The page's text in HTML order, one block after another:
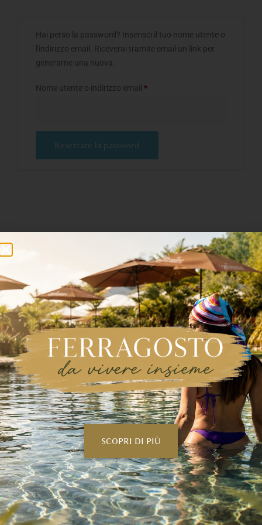
Hai perso la password? Inserisci il tuo nome utente o
l'indirizzo email. Riceverai tramite email un link per
generarne una nuova.
Nome utente o indirizzo email *
Resettare la password
SCOPRI DI PIÙ